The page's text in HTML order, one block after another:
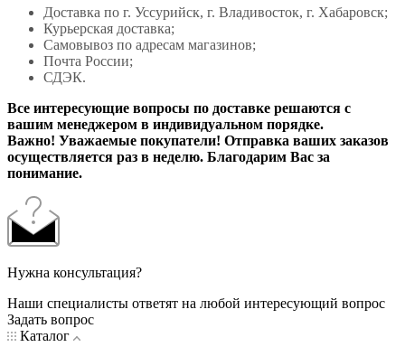
Доставка по г. Уссурийск, г. Владивосток, г. Хабаровск;
Курьерская доставка;
Самовывоз по адресам магазинов;
Почта России;
СДЭК.
Все интересующие вопросы по доставке решаются с
вашим менеджером в индивидуальном порядке.
Важно! Уважаемые покупатели! Отправка ваших заказов
осуществляется раз в неделю. Благодарим Вас за
понимание.
Нужна консультация?
Наши специалисты ответят на любой интересующий вопрос
Задать вопрос
Каталог